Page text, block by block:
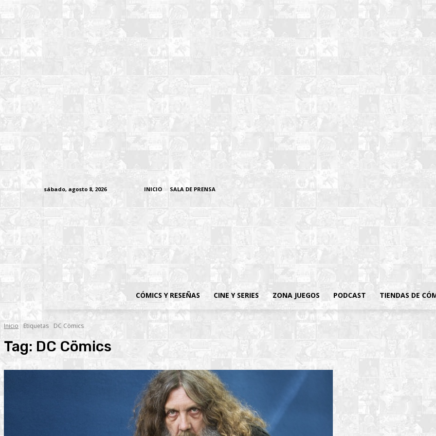
sábado, agosto 8, 2026 INICIO SALA DE PRENSA
CÓMICS Y RESEÑAS CINE Y SERIES ZONA JUEGOS PODCAST TIENDAS DE
Inicio Etiquetas DC Cömics
Tag: DC Cömics